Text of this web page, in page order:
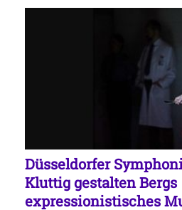
Düsseldorfer
Kluttig gestalten Bergs
expressionistisches